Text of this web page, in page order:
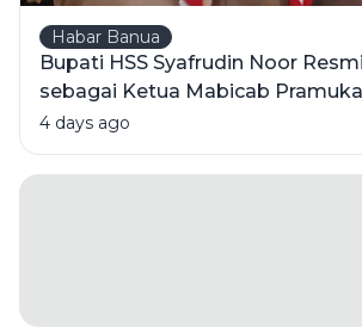
Habar Banua
Bupati HSS Syafrudin Noor
sebagai Ketua Mabicab
Pengurus 2025-2030
4 days ago